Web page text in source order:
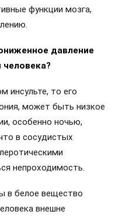
функции мозга,
давление
человека?
инсульте, то его
может быть низкое
особенно ночью,
в сосудистых
непроходимость.
в белое вещество
внешне